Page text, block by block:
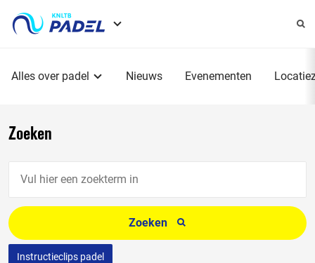
Alles over padel Nieuws Evenementen
Zoeken
een
zoekterm
in
Zoeken
Instructieclips padel